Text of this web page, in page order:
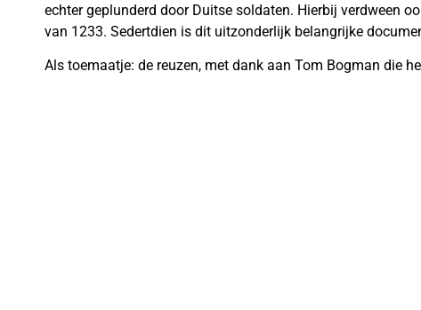
echter geplunderd door Duitse soldaten. Hierbij verdween
van 1233. Sedertdien is dit uitzonderlijk belangrijke
Als toemaatje: de reuzen, met dank aan Tom Bogman die